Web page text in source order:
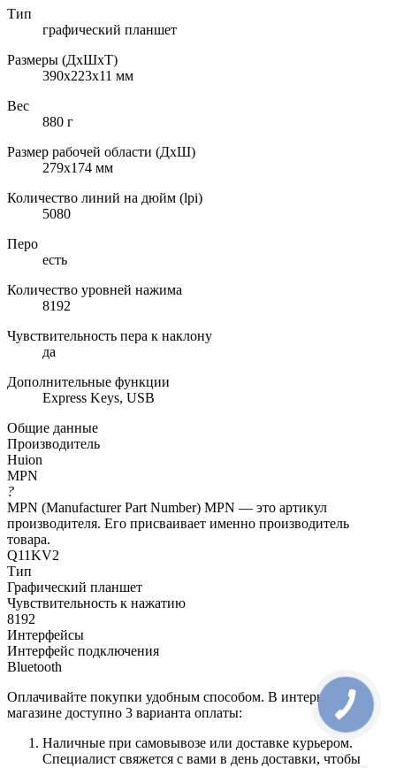
Тип
графический планшет
Размеры (ДxШxТ)
390x223x11 мм
Вес
880 г
Размер рабочей области (ДxШ)
279x174 мм
Количество линий на дюйм (lpi)
5080
Перо
есть
Количество уровней нажима
8192
Чувствительность пера к наклону
да
Дополнительные функции
Express Keys, USB
Общие данные
Производитель
Huion
MPN
?
MPN (Manufacturer Part Number) MPN — это артикул
производителя. Его присваивает именно производитель
товара.
Q11KV2
Тип
Графический планшет
Чувствительность к нажатию
8192
Интерфейсы
Интерфейс подключения
Bluetooth
Оплачивайте покупки удобным способом. В интернет-
магазине доступно 3 варианта оплаты:
Наличные при самовывозе или доставке курьером.
Специалист свяжется с вами в день доставки, чтобы